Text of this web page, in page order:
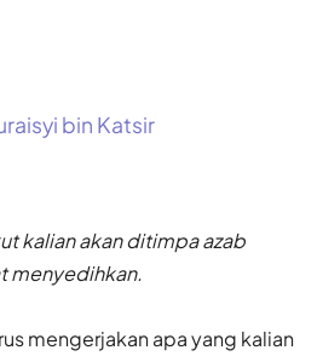
bin Katsir
kalian akan ditimpa azab
menyedihkan.
mengerjakan apa yang kalian